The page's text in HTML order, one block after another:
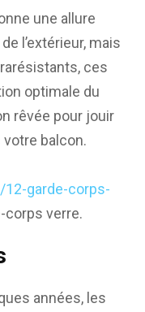
une allure
l’extérieur, mais
ces
optimale du
rêvée pour jouir
votre balcon.
garde-corps-
corps verre.
années, les